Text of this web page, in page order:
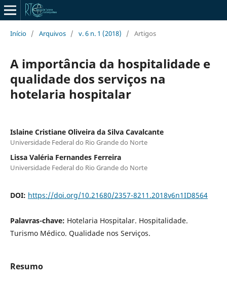
Início / Arquivos / v. 6 n. 1 (2018) / Artigos
A importância da hospitalidade e
qualidade dos serviços na
hotelaria hospitalar
Islaine Cristiane Oliveira da Silva Cavalcante
Universidade Federal do Rio Grande do Norte
Lissa Valéria Fernandes Ferreira
Universidade Federal do Rio Grande do Norte
DOI: https://doi.org/10.21680/2357-8211.2018v6n1ID8564
Palavras-chave: Hotelaria Hospitalar. Hospitalidade.
Turismo Médico. Qualidade nos Serviços.
Resumo